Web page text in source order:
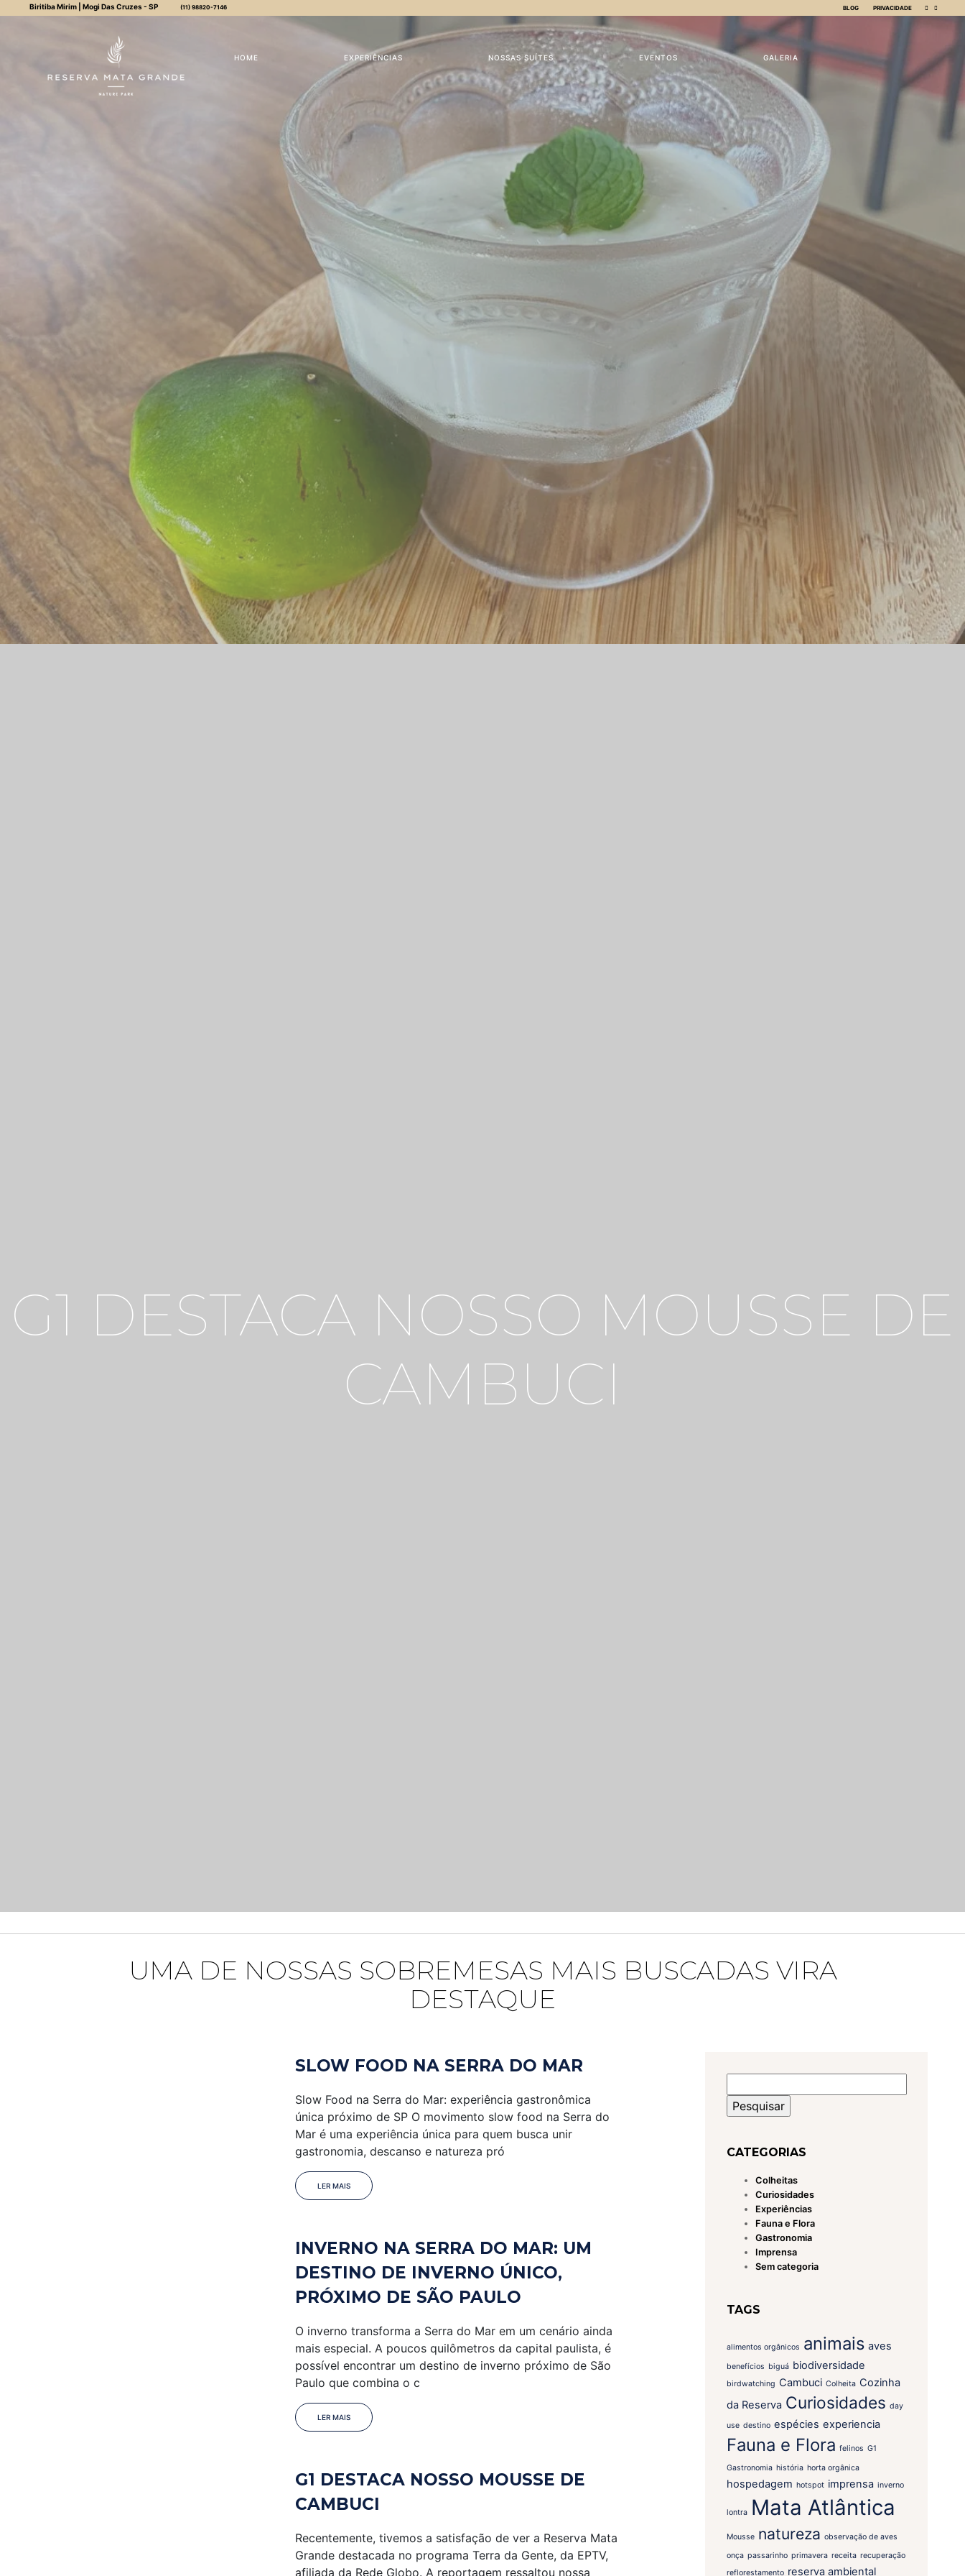
Biritiba Mirim | Mogi Das Cruzes - SP (11) 98820-7146 BLOG PRIVACIDADE
HOME EXPERIÊNCIAS NOSSAS SUÍTES EVENTOS GALERIA
G1 DESTACA NOSSO MOUSSE DE
CAMBUCI
UMA DE NOSSAS SOBREMESAS MAIS BUSCADAS VIRA
DESTAQUE
SLOW FOOD NA SERRA DO MAR
Slow Food na Serra do Mar: experiência gastronômica
única próximo de SP O movimento slow food na Serra do
Mar é uma experiência única para quem busca unir
gastronomia, descanso e natureza pró
LER MAIS
INVERNO NA SERRA DO MAR: UM
DESTINO DE INVERNO ÚNICO,
PRÓXIMO DE SÃO PAULO
O inverno transforma a Serra do Mar em um cenário ainda
mais especial. A poucos quilômetros da capital paulista, é
possível encontrar um destino de inverno próximo de São
Paulo que combina o c
LER MAIS
G1 DESTACA NOSSO MOUSSE DE
CAMBUCI
Recentemente, tivemos a satisfação de ver a Reserva Mata
Grande destacada no programa Terra da Gente, da EPTV,
afiliada da Rede Globo. A reportagem ressaltou nossa
por:
CATEGORIAS
Colheitas
Curiosidades
Experiências
Fauna e Flora
Gastronomia
Imprensa
Sem categoria
TAGS
alimentos orgânicos animais aves
benefícios biguá biodiversidade
birdwatching Cambuci Colheita Cozinha
da Reserva Curiosidades day
use destino espécies experiencia
Fauna e Flora felinos G1
Gastronomia história horta orgânica
hospedagem hotspot imprensa inverno
lontra Mata Atlântica
Mousse natureza observação de aves
onça passarinho primavera receita recuperação
reflorestamento reserva ambiental